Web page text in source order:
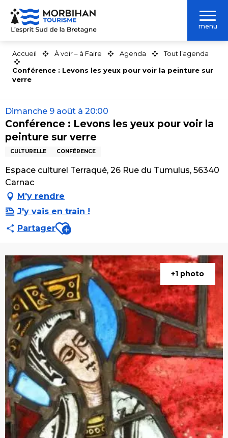
Aller
contenu
menu
Accueil À voir – à Faire Agenda Tout l’agenda
Conférence : Levons les yeux pour voir la peinture sur
verre
Dimanche 9 août à 20:00
Conférence : Levons les yeux pour voir la
peinture sur verre
CULTURELLE CONFÉRENCE
Espace culturel Terraqué, 26 Rue du Tumulus, 56340
Carnac
M'y rendre
J'y vais en train !
PartagerAjouter aux favoris
+1 photo